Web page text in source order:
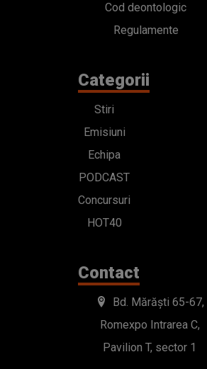
Cod deontologic
Regulamente
Categorii
Stiri
Emisiuni
Echipa
PODCAST
Concursuri
HOT40
Contact
Bd. Mărăști 65-67,
Romexpo Intrarea C,
Pavilion T, sector 1